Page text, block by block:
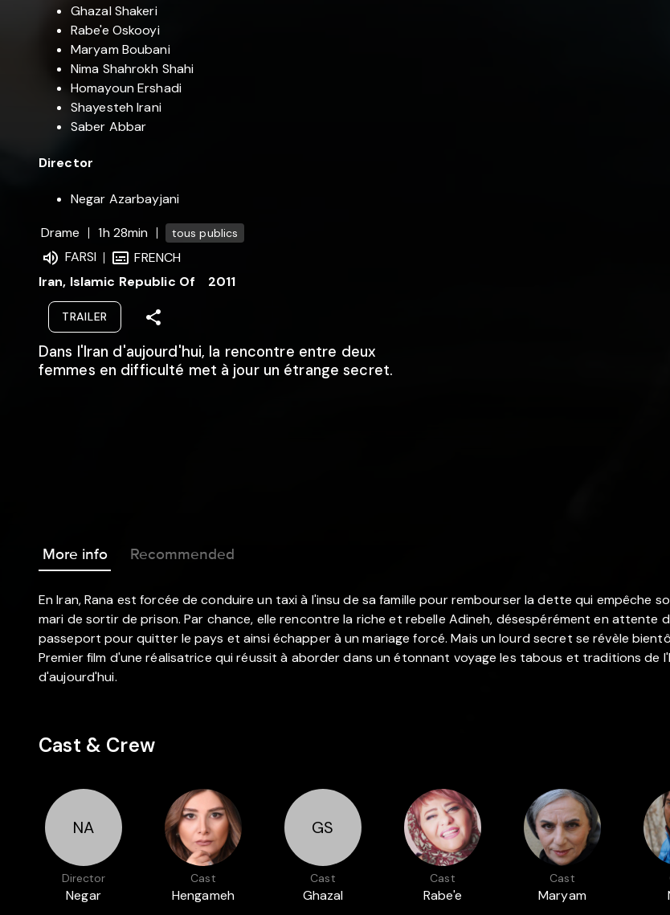
Ghazal Shakeri
Rabe'e Oskooyi
Maryam Boubani
Nima Shahrokh Shahi
Homayoun Ershadi
Shayesteh Irani
Saber Abbar
Director
Negar Azarbayjani
Drame
1h 28min tous publics
FARSI
FRENCH
Iran, Islamic Republic Of
2011
TRAILER
Dans l'Iran d'aujourd'hui, la rencontre entre deux
femmes en difficulté met à jour un étrange secret.
More info Recommended
En Iran, Rana est forcée de conduire un taxi à l'insu de sa famille pour rembourser la dette qui empêche
mari de sortir de prison. Par chance, elle rencontre la riche et rebelle Adineh, désespérément en attente
passeport pour quitter le pays et ainsi échapper à un mariage forcé. Mais un lourd secret se révèle
Premier film d'une réalisatrice qui réussit à aborder dans un étonnant voyage les tabous et traditions de
d'aujourd'hui.
Cast & Crew
NA
Director
Negar
Cast
Hengameh
GS
Cast
Ghazal
Cast
Rabe'e
Cast
Maryam